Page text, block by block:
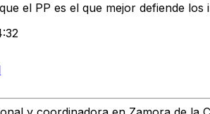
el PP es el que mejor defiende